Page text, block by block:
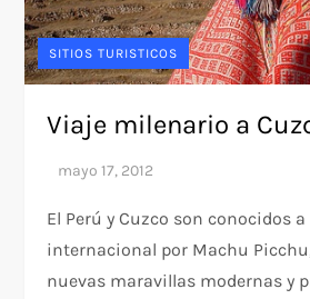
SITIOS TURISTICOS
Viaje milenario a
El Perú y Cuzco son conocidos
internacional por Machu
nuevas maravillas modernas y